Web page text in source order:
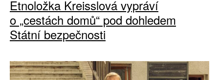
Etnoložka Kreisslová vypráví
o „cestách domů“ pod dohledem
Státní bezpečnosti